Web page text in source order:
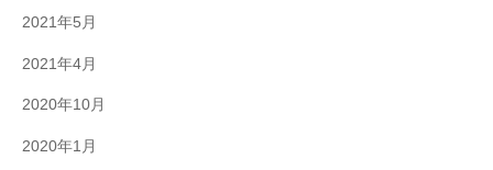
2021年5月
2021年4月
2020年10月
2020年1月